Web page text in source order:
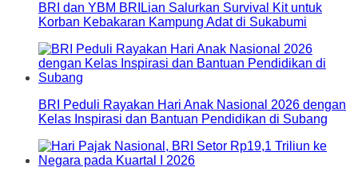
BRI dan YBM BRILian Salurkan Survival Kit untuk
Korban Kebakaran Kampung Adat di Sukabumi
BRI Peduli Rayakan Hari Anak Nasional 2026 dengan
Kelas Inspirasi dan Bantuan Pendidikan di Subang